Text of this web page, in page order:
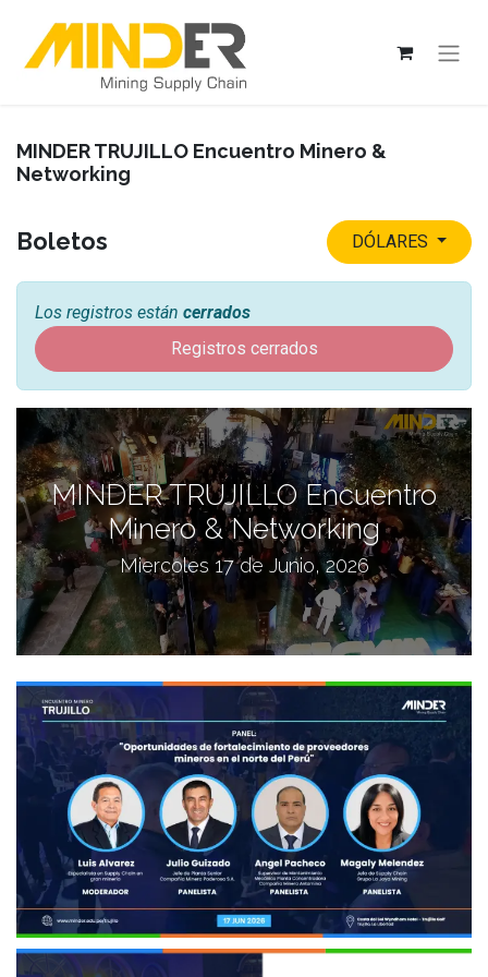
MINDER TRUJILLO Encuentro Minero &
Networking
Boletos DÓLARES
Los registros están cerrados
Registros cerrados
MINDER TRUJILLO Encuentro
Minero & Networking
Miercoles 17 de Junio, 2026